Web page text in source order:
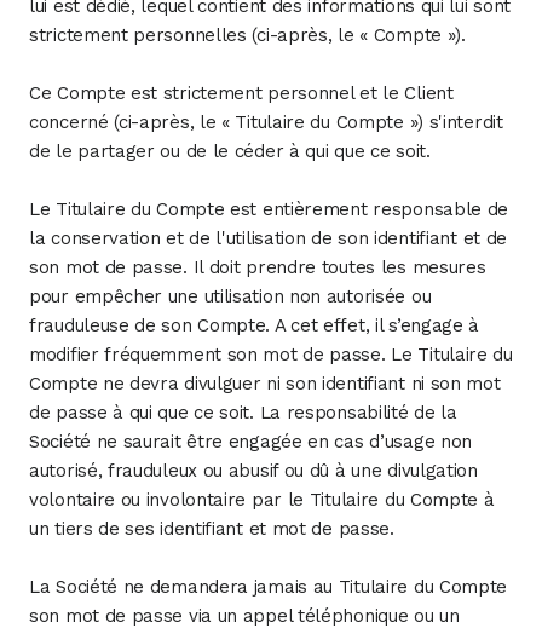
lui est dédié, lequel contient des informations qui lui sont
strictement personnelles (ci-après, le « Compte »).
Ce Compte est strictement personnel et le Client
concerné (ci-après, le « Titulaire du Compte ») s'interdit
de le partager ou de le céder à qui que ce soit.
Le Titulaire du Compte est entièrement responsable de
la conservation et de l'utilisation de son identifiant et de
son mot de passe. Il doit prendre toutes les mesures
pour empêcher une utilisation non autorisée ou
frauduleuse de son Compte. A cet effet, il s’engage à
modifier fréquemment son mot de passe. Le Titulaire du
Compte ne devra divulguer ni son identifiant ni son mot
de passe à qui que ce soit. La responsabilité de la
Société ne saurait être engagée en cas d’usage non
autorisé, frauduleux ou abusif ou dû à une divulgation
volontaire ou involontaire par le Titulaire du Compte à
un tiers de ses identifiant et mot de passe.
La Société ne demandera jamais au Titulaire du Compte
son mot de passe via un appel téléphonique ou un